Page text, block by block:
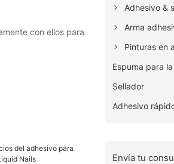
con ellos para
Adhesivo &
Arma
Pinturas en
Espuma para
Sellador
Adhesivo
Envía tu